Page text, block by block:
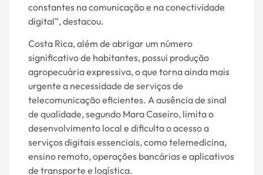
constantes na comunicação e na conectividade
digital”, destacou.
Costa Rica, além de abrigar um número
significativo de habitantes, possui produção
agropecuária expressiva, o que torna ainda mais
urgente a necessidade de serviços de
telecomunicação eficientes. A ausência de sinal
de qualidade, segundo Mara Caseiro, limita o
desenvolvimento local e dificulta o acesso a
serviços digitais essenciais, como telemedicina,
ensino remoto, operações bancárias e aplicativos
de transporte e logística.